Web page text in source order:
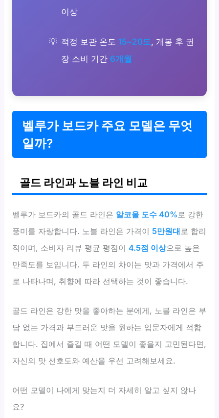
이상
적정 보관 온도 15~20도 , 개봉 후 권
장 소비 기간 6개월
벨루가 보드카 주요 모델은 무엇
일까?
골드 라인과 노블 라인 비교
벨루가 보드카의 골드 라인은 알코올 도수 40% 로 강한
풍미를 자랑합니다. 노블 라인은 가격이 5만원대 로 합리
적이며, 소비자 리뷰 평균 평점이4.5점 이상으로 높은
만족도를 보입니다. 두 라인의 차이는 맛과 가격에서 주
로 나타나며, 취향에 따라 선택하는 것이 좋습니다.
골드 라인은 강한 맛을 좋아하는 분에게, 노블 라인은 부
담 없는 가격과 부드러운 맛을 원하는 입문자에게 적합
합니다. 집에서 즐길 때 어떤 모델이 좋을지 고민된다면,
자신의 맛 선호도와 예산을 우선 고려해보세요.
어떤 모델이 나에게 맞는지 더 자세히 알고 싶지 않나
요?